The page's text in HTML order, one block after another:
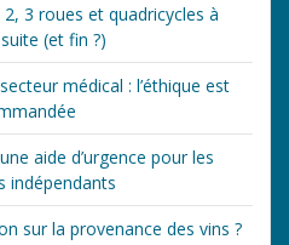
3 roues et quadricycles à
(et fin ?)
médical : l’éthique est
aide d’urgence pour les
indépendants
sur la provenance des vins ?